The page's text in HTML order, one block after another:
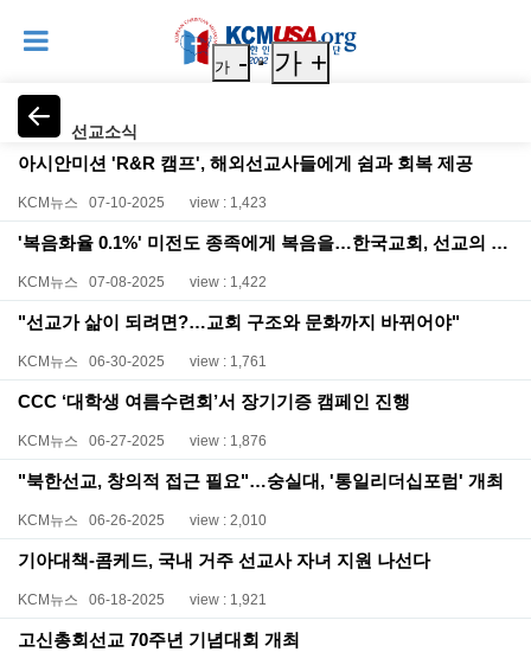
선교소식
가 - 가 +
아시안미션 'R&R 캠프', 해외선교사들에게 쉼과 회복 제공
KCM뉴스 07-10-2025 view : 1,423
'복음화율 0.1%' 미전도 종족에게 복음을…한국교회, 선교의 불 다시 지핀다
KCM뉴스 07-08-2025 view : 1,422
"선교가 삶이 되려면?…교회 구조와 문화까지 바뀌어야"
KCM뉴스 06-30-2025 view : 1,761
CCC ‘대학생 여름수련회’서 장기기증 캠페인 진행
KCM뉴스 06-27-2025 view : 1,876
"북한선교, 창의적 접근 필요"…숭실대, '통일리더십포럼' 개최
KCM뉴스 06-26-2025 view : 2,010
기아대책-콤케드, 국내 거주 선교사 자녀 지원 나선다
KCM뉴스 06-18-2025 view : 1,921
고신총회선교 70주년 기념대회 개최